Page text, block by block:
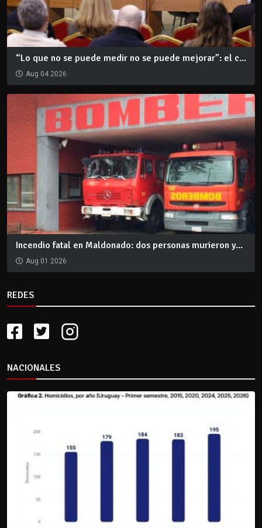
“Lo que no se puede medir no se puede mejorar”: el c...
Aug 04 2026
Incendio fatal en Maldonado: dos personas murieron y...
Aug 01 2026
REDES
NACIONALES